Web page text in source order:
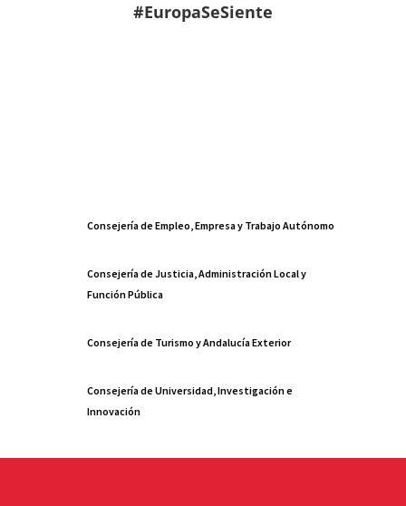
#EuropaSeSiente
Consejería de Empleo, Empresa y Trabajo Autónomo
Consejería de Justicia, Administración Local y
Función Pública
Consejería de Turismo y Andalucía Exterior
Consejería de Universidad, Investigación e
Innovación